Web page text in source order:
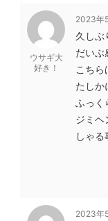
ウサギ大
好き！
2023年
久しぶ
だいぶ
こちら
たしか
ふっく
ジミヘ
しゃる
2023年